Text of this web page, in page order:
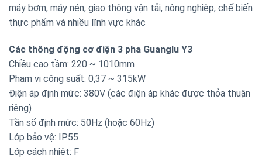
máy bơm, máy nén, giao thông vận tải, nông nghiệp, chế biến
thực phẩm và nhiều lĩnh vực khác
Các thông động cơ điện 3 pha Guanglu Y3
Chiều cao tầm: 220 ~ 1010mm
Phạm vi công suất: 0,37 ~ 315kW
Điện áp định mức: 380V (các điện áp khác được thỏa thuận
riêng)
Tần số định mức: 50Hz (hoặc 60Hz)
Lớp bảo vệ: IP55
Lớp cách nhiệt: F